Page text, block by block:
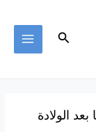
البحث
الولادة